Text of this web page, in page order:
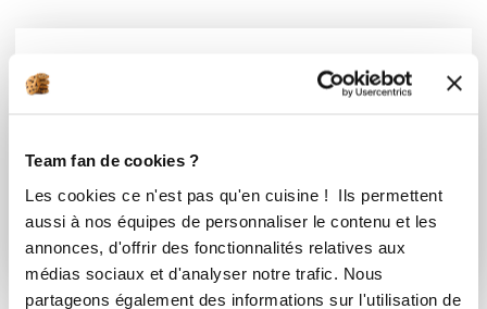
Team fan de cookies ?
Les cookies ce n'est pas qu'en cuisine ! Ils permettent
aussi à nos équipes de personnaliser le contenu et les
annonces, d'offrir des fonctionnalités relatives aux
médias sociaux et d'analyser notre trafic. Nous
partageons également des informations sur l'utilisation de
Vous souhaitez commenter cette recette
Connectez-vous ou rejoignez le Club
Se connecter S'inscrire